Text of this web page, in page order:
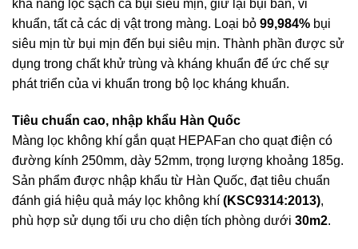
khả năng lọc sạch cả bụi siêu mịn, giữ lại bụi bẩn, vi
khuẩn, tất cả các dị vật trong màng. Loại bỏ 99,984% bụi
siêu mịn từ bụi mịn đến bụi siêu mịn. Thành phần được sử
dụng trong chất khử trùng và kháng khuẩn để ức chế sự
phát triển của vi khuẩn trong bộ lọc kháng khuẩn.
Tiêu chuẩn cao, nhập khẩu Hàn Quốc
Màng lọc không khí gắn quạt HEPAFan cho quạt điện có
đường kính 250mm, dày 52mm, trọng lượng khoảng 185g.
Sản phẩm được nhập khẩu từ Hàn Quốc, đạt tiêu chuẩn
đánh giá hiệu quả máy lọc không khí (KSC9314:2013),
phù hợp sử dụng tối ưu cho diện tích phòng dưới 30m2.